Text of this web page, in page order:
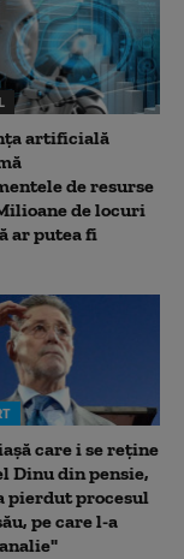
artificială
de resurse
de locuri
ar putea fi
care i se reține
Dinu din pensie,
pierdut procesul
pe care l-a